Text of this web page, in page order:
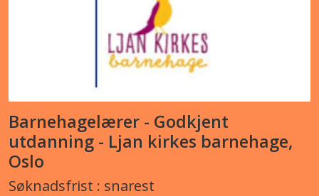
Barnehagelærer - Godkjent
utdanning - Ljan kirkes barnehage,
Oslo
Søknadsfrist : snarest